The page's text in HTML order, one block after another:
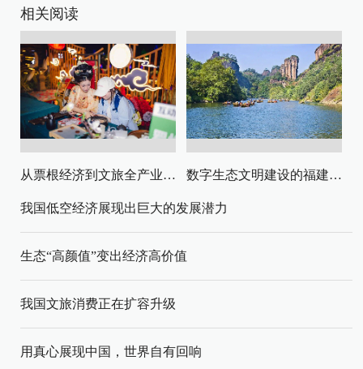
相关阅读
从票根经济到文旅全产业链升级 数字生态文明建设的福建路径与启示
我国低空经济展现出巨大的发展潜力
生态“高颜值”变出经济高价值
我国文旅消费正在扩容升级
用真心展现中国，世界自有回响